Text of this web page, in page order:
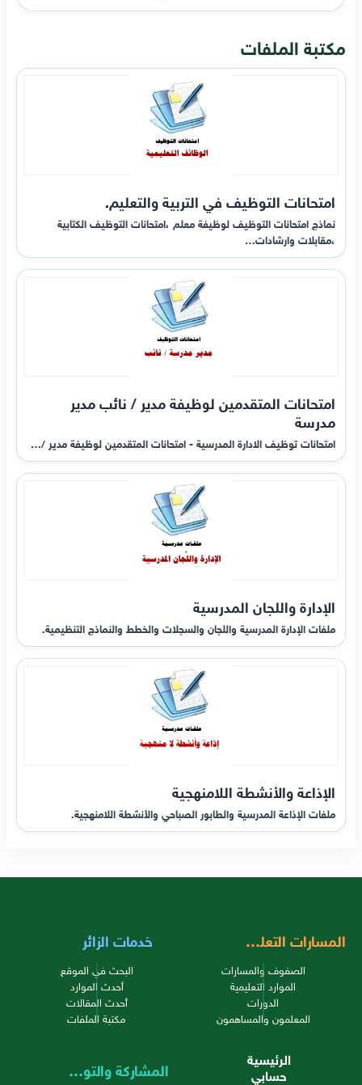
مكتبة الملفات
امتحانات التوظيف في التربية والتعليم.
نماذج امتحانات التوظيف لوظيفة معلم ،امتحانات التوظيف الكتابية
،مقابلات وارشادات…
امتحانات المتقدمين لوظيفة مدير / نائب مدير
مدرسة
امتحانات توظيف الادارة المدرسية - امتحانات المتقدمين لوظيفة مدير /…
الإدارة واللجان المدرسية
ملفات الإدارة المدرسية واللجان والسجلات والخطط والنماذج التنظيمية.
الإذاعة والأنشطة اللامنهجية
ملفات الإذاعة المدرسية والطابور الصباحي والأنشطة اللامنهجية.
المسارات التعليمية
الصفوف والمسارات
الموارد التعليمية
الدورات
المعلمون والمساهمون
خدمات الزائر
البحث في الموقع
أحدث الموارد
أحدث المقالات
مكتبة الملفات
الرئيسية
حسابي المشاركة والتواصل